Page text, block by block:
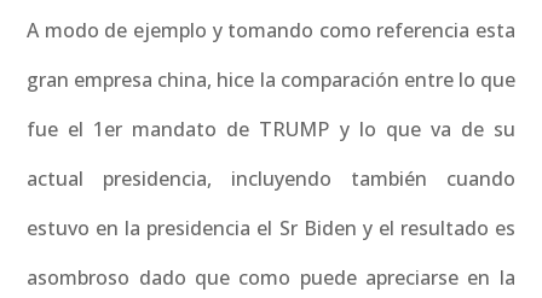
A modo de ejemplo y tomando como referencia esta
gran empresa china, hice la comparación entre lo que
fue el 1er mandato de TRUMP y lo que va de su
actual presidencia, incluyendo también cuando
estuvo en la presidencia el Sr Biden y el resultado es
asombroso dado que como puede apreciarse en la